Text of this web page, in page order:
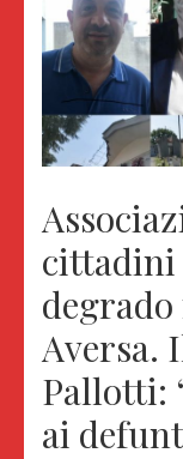
cittadini
Aversa.
Pallotti:
ai